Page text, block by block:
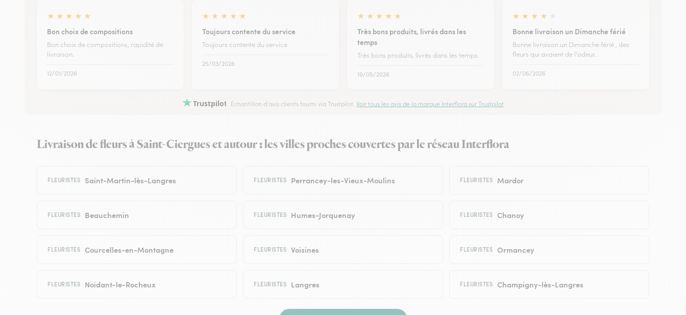
★ ★ ★ ★ ★
Bon choix de compositions
Bon choix de compositions, rapidité de
livraison.
12/01/2026
★ ★ ★ ★ ★
Toujours contente du service
Toujours contente du service
25/03/2026
★ ★ ★ ★ ★
Très bons produits, livrés dans les
temps
Très bons produits, livrés dans les temps.
19/05/2026
★ ★ ★ ★
Bonne livraison un Dimanche férié
Bonne livraison un Dimanche férié , des
fleurs qui avaient de l'odeur..
02/06/2026
Trustpilot Échantillon d'avis clients fourni via Trustpilot.Voir tous les avis de la marque Interflora sur Trustpilot
Livraison de fleurs à Saint-Ciergues et autour : les villes proches couvertes par le réseau Interflora
FLEURISTES Saint-Martin-lès-Langres FLEURISTES Perrancey-les-Vieux-Moulins FLEURISTES Mardor
FLEURISTES Beauchemin FLEURISTES Humes-Jorquenay FLEURISTES Chanoy
FLEURISTES Courcelles-en-Montagne FLEURISTES Voisines FLEURISTES Ormancey
FLEURISTES Noidant-le-Rocheux FLEURISTES Langres FLEURISTES Champigny-lès-Langres